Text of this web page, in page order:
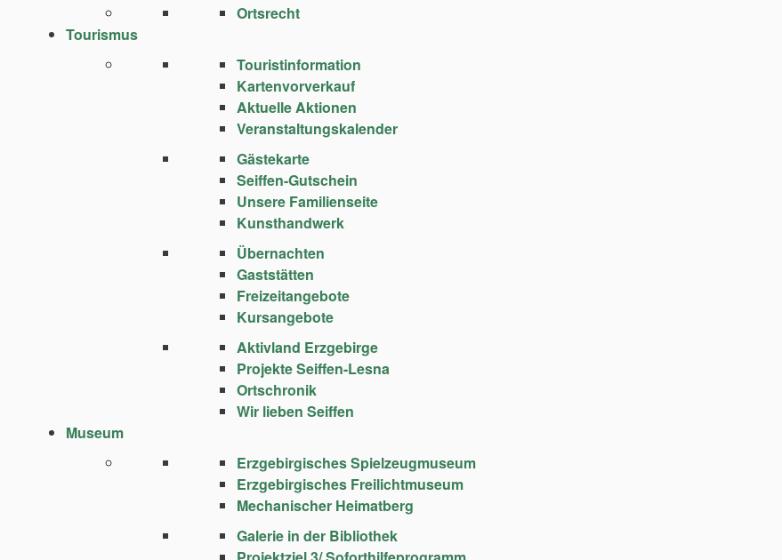
Ortsrecht
Tourismus
Touristinformation
Kartenvorverkauf
Aktuelle Aktionen
Veranstaltungskalender
Gästekarte
Seiffen-Gutschein
Unsere Familienseite
Kunsthandwerk
Übernachten
Gaststätten
Freizeitangebote
Kursangebote
Aktivland Erzgebirge
Projekte Seiffen-Lesna
Ortschronik
Wir lieben Seiffen
Museum
Erzgebirgisches Spielzeugmuseum
Erzgebirgisches Freilichtmuseum
Mechanischer Heimatberg
Galerie in der Bibliothek